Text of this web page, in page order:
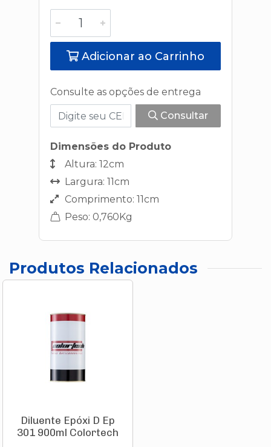
Adicionar ao Carrinho
Consulte as opções de entrega
Consultar
Dimensões do Produto
Altura: 12cm
Largura: 11cm
Comprimento: 11cm
Peso: 0,760Kg
Produtos Relacionados
Diluente Epóxi D Ep
301 900ml Colortech